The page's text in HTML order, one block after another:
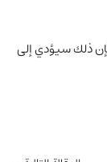
فإن ذلك سيؤدي إلى